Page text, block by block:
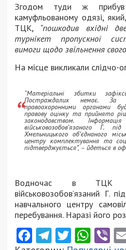
Згодом туди ж
камуфльованому одязі,
ТЦК, “пошкодив вхідні
турнікет пропускної
вимоги щодо звільнення
На місце викликали слідчо-
“Матеріальні збитки
Постраждалих немає. За
правоохоронними органами
правову оцінку та прийнято
законодавством.
військовозобов’язаного Г.
Хмельницького об’єднаного
центру комплектування та
підтверджується”, – йдеться в
Водночас в ТЦК
військовозобов’язаний Г.
навчального центру
перебування. Наразі його
Facebook
Telegram
Twitter